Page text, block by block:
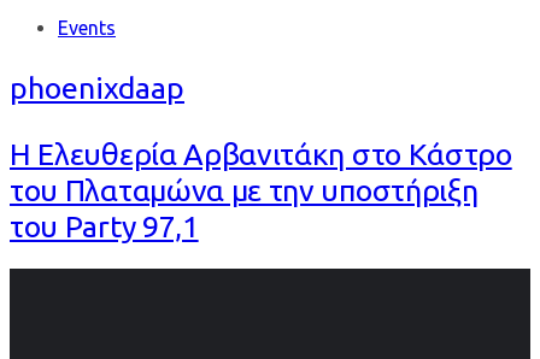
Tags Events
phoenixdaap
Η Ελευθερία Αρβανιτάκη στο Κάστρο
του Πλαταμώνα με την υποστήριξη
του Party 97,1